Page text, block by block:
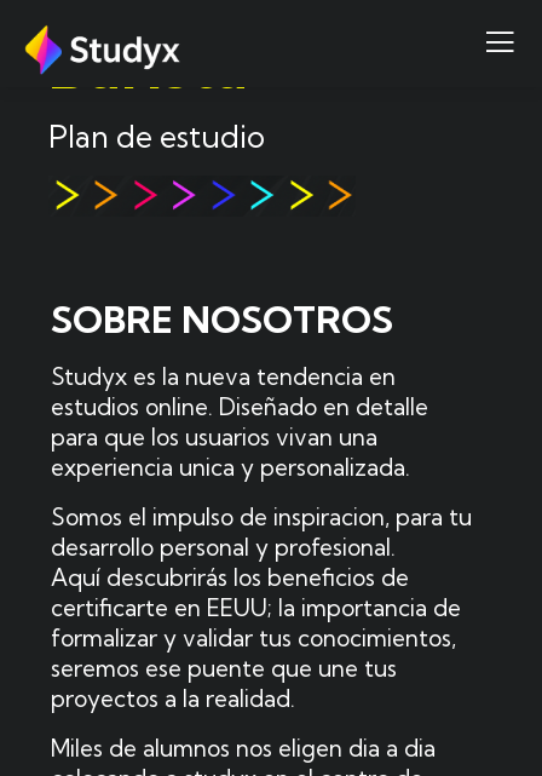
Barista
Plan de estudio
SOBRE NOSOTROS
Studyx es la nueva tendencia en
estudios online. Diseñado en detalle
para que los usuarios vivan una
experiencia unica y personalizada.
Somos el impulso de inspiracion, para tu
desarrollo personal y profesional.
Aquí descubrirás los beneficios de
certificarte en EEUU; la importancia de
formalizar y validar tus conocimientos,
seremos ese puente que une tus
proyectos a la realidad.
Miles de alumnos nos eligen dia a dia